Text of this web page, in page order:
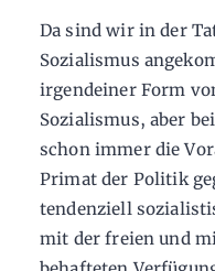
Da sind wir in der
Sozialismus
irgendeiner Form
Sozialismus, aber
schon immer die
Primat der Politik
tendenziell
mit der freien und